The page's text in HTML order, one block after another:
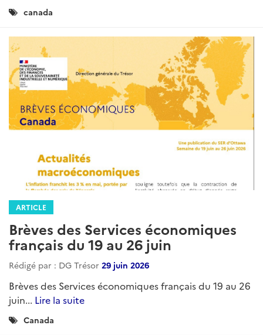
Catégories
canada
ARTICLE
Brèves des Services économiques
français du 19 au 26 juin
Rédigé par : DG Trésor 29 juin 2026
Brèves des Services économiques français du 19 au 26
juin... Lire la suite
Catégories
Canada